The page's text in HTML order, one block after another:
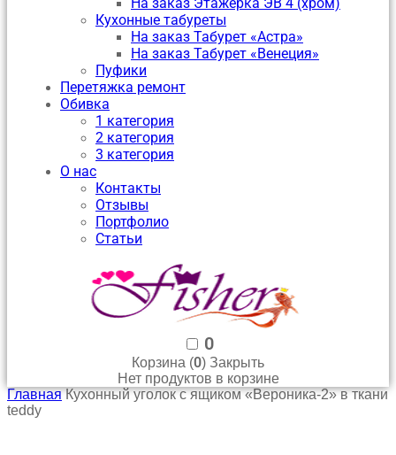
Кухонные табуреты
На заказ Табурет «Астра»
На заказ Табурет «Венеция»
Пуфики
Перетяжка ремонт
Обивка
1 категория
2 категория
3 категория
О нас
Контакты
Отзывы
Портфолио
Статьи
0
Корзина (0) Закрыть
Нет продуктов в корзине
Главная Кухонный уголок с ящиком «Вероника-2» в ткани
teddy